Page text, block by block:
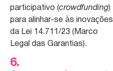
participativo (crowdfunding)
para alinhar-se às inovações
da Lei 14.711/23 (Marco
Legal das Garantias).
6.